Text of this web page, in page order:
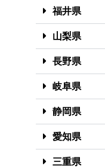
福井県
山梨県
長野県
岐阜県
静岡県
愛知県
三重県